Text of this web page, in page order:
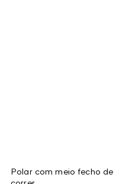
Polar com meio fecho de